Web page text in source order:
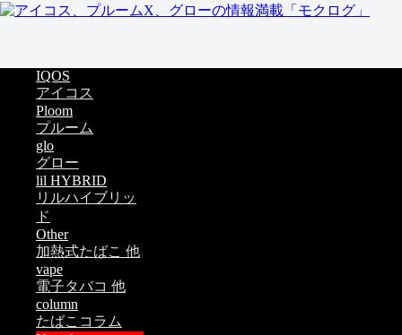
IQOS
アイコス
Ploom
プルーム
glo
グロー
lil HYBRID
リルハイブリッ
ド
Other
加熱式たばこ 他
vape
電子タバコ 他
column
たばこコラム